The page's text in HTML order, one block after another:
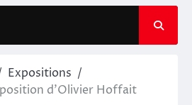
Expositions
d’Olivier Hoffait